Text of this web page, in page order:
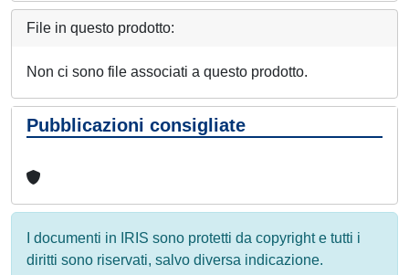
File in questo prodotto:
Non ci sono file associati a questo prodotto.
Pubblicazioni consigliate
I documenti in IRIS sono protetti da copyright e tutti i
diritti sono riservati, salvo diversa indicazione.